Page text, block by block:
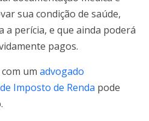
sua condição de saúde,
perícia, e que ainda poderá
pagos.
um advogado
Imposto de Renda pode